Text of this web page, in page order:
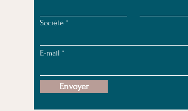
Société
E-mail
Envoyer